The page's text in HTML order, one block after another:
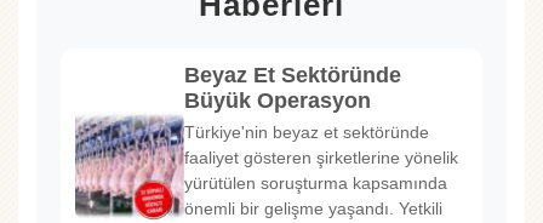
Beyaz Et Sektöründe
Büyük Operasyon
Türkiye'nin beyaz et sektöründe
faaliyet gösteren şirketlerine yönelik
yürütülen soruşturma kapsamında
önemli bir gelişme yaşandı. Yetkili